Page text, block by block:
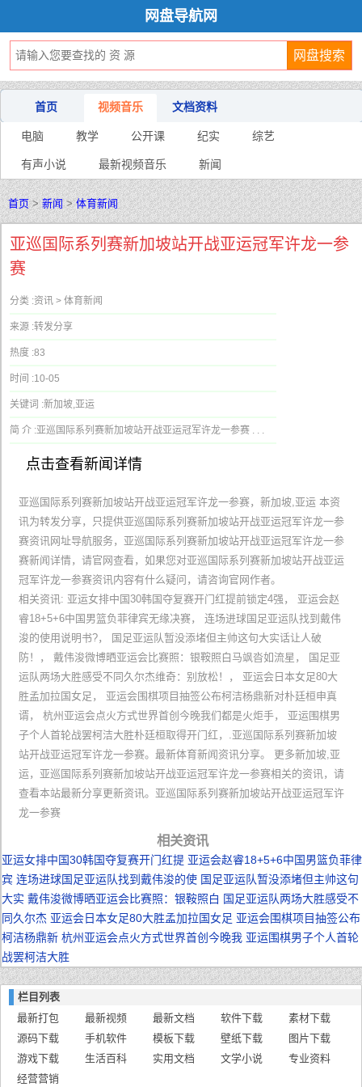
网盘导航网
首页 视频音乐 文档资料
电脑 教学 公开课 纪实 综艺
有声小说 最新视频音乐 新闻
首页>新闻>体育新闻
亚巡国际系列赛新加坡站开战亚运冠军许龙一参
赛
分类 :资讯 > 体育新闻
来源 :转发分享
热度 :83
时间 :10-05
关键词 :新加坡,亚运
简 介 :亚巡国际系列赛新加坡站开战亚运冠军许龙一参赛 . . .
点击查看新闻详情
亚巡国际系列赛新加坡站开战亚运冠军许龙一参赛，新加坡,亚运 本资
讯为转发分享，只提供亚巡国际系列赛新加坡站开战亚运冠军许龙一参
赛资讯网址导航服务，亚巡国际系列赛新加坡站开战亚运冠军许龙一参
赛新闻详情，请官网查看，如果您对亚巡国际系列赛新加坡站开战亚运
冠军许龙一参赛资讯内容有什么疑问，请咨询官网作者。
相关资讯: 亚运女排中国30韩国夺复赛开门红提前锁定4强， 亚运会赵
睿18+5+6中国男篮负菲律宾无缘决赛， 连场进球国足亚运队找到戴伟
浚的使用说明书?， 国足亚运队暂没添堵但主帅这句大实话让人破
防！， 戴伟浚微博晒亚运会比赛照：银鞍照白马飒沓如流星， 国足亚
运队两场大胜感受不同久尔杰维奇：别放松！， 亚运会日本女足80大
胜孟加拉国女足， 亚运会围棋项目抽签公布柯洁杨鼎新对朴廷桓申真
谞， 杭州亚运会点火方式世界首创今晚我们都是火炬手， 亚运围棋男
子个人首轮战罢柯洁大胜朴廷桓取得开门红，.亚巡国际系列赛新加坡
站开战亚运冠军许龙一参赛。最新体育新闻资讯分享。 更多新加坡,亚
运，亚巡国际系列赛新加坡站开战亚运冠军许龙一参赛相关的资讯，请
查看本站最新分享更新资讯。亚巡国际系列赛新加坡站开战亚运冠军许
龙一参赛
相关资讯
亚运女排中国30韩国夺复赛开门红提 亚运会赵睿18+5+6中国男篮负菲律
宾 连场进球国足亚运队找到戴伟浚的使 国足亚运队暂没添堵但主帅这句
大实 戴伟浚微博晒亚运会比赛照：银鞍照白 国足亚运队两场大胜感受不
同久尔杰 亚运会日本女足80大胜孟加拉国女足 亚运会围棋项目抽签公布
柯洁杨鼎新 杭州亚运会点火方式世界首创今晚我 亚运围棋男子个人首轮
战罢柯洁大胜
栏目列表
最新打包
最新视频 最新文档 软件下载
素材下载
源码下载
手机软件 模板下载 壁纸下载
图片下载
游戏下载
生活百科 实用文档 文学小说
专业资料
经营营销